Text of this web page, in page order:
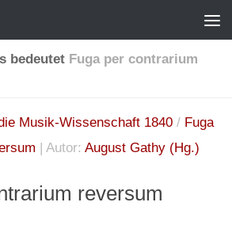
bedeutet Fuga per contrarium
Musik-Wissenschaft 1840 / Fuga
| Autor: August Gathy (Hg.)
reversum